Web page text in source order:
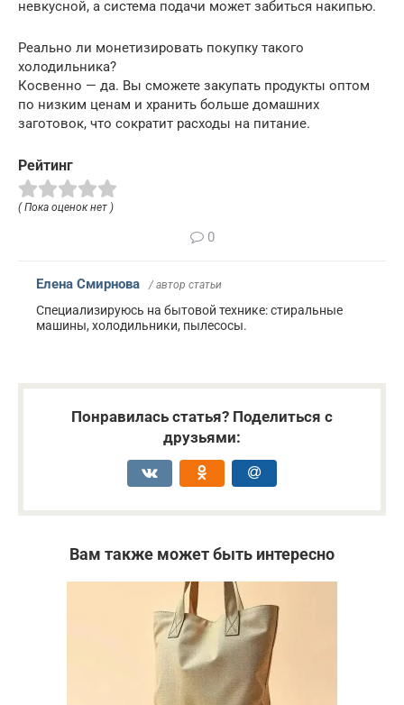
невкусной, а система подачи может забиться накипью.
Реально ли монетизировать покупку такого
холодильника?
Косвенно — да. Вы сможете закупать продукты оптом
по низким ценам и хранить больше домашних
заготовок, что сократит расходы на питание.
Рейтинг
( Пока оценок нет )
0
Елена Смирнова / автор статьи
Специализируюсь на бытовой технике: стиральные
машины, холодильники, пылесосы.
Понравилась статья? Поделиться с
друзьями:
Вам также может быть интересно